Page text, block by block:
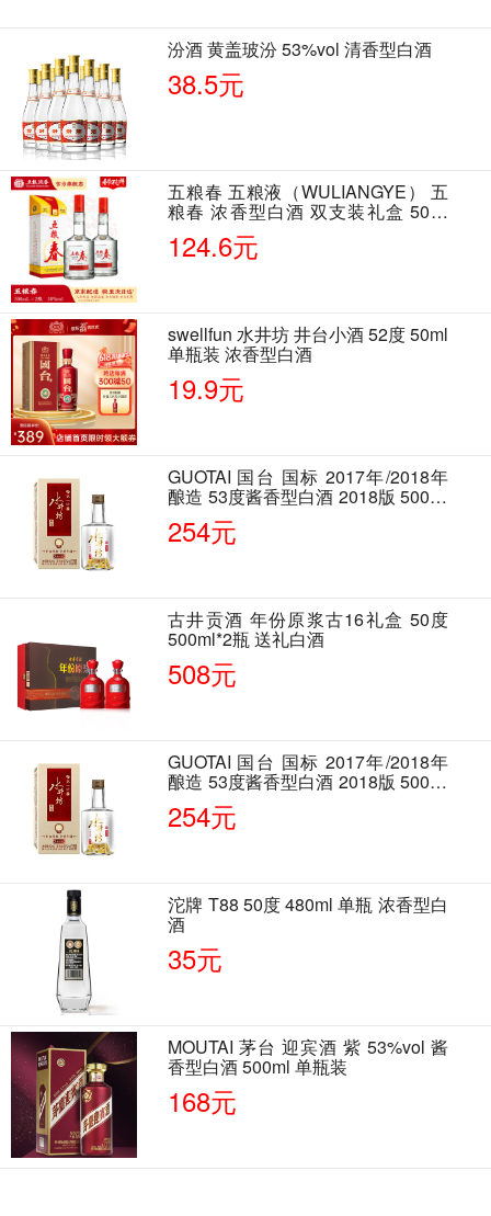
汾酒 黄盖玻汾 53%vol 清香型白酒
38.5元
五粮春 五粮液（WULIANGYE） 五
粮春 浓香型白酒 双支装礼盒 50度
500ml*2瓶 含酒具
124.6元
swellfun 水井坊 井台小酒 52度 50ml
单瓶装 浓香型白酒
19.9元
GUOTAI 国台 国标 2017年/2018年
酿造 53度酱香型白酒 2018版 500ml
单瓶装
254元
古井贡酒 年份原浆古16礼盒 50度
500ml*2瓶 送礼白酒
508元
GUOTAI 国台 国标 2017年/2018年
酿造 53度酱香型白酒 2018版 500ml
单瓶装
254元
沱牌 T88 50度 480ml 单瓶 浓香型白
酒
35元
MOUTAI 茅台 迎宾酒 紫 53%vol 酱
香型白酒 500ml 单瓶装
168元